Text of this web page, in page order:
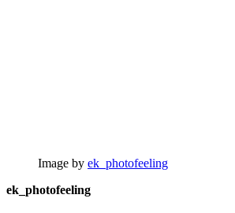
Image by ek_photofeeling
ek_photofeeling